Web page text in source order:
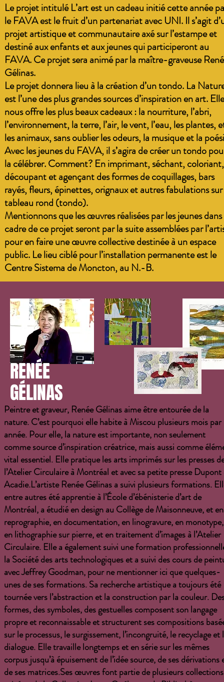
Le projet intitulé L’art est un cadeau initié cette année
le FAVA est le fruit d’un partenariat avec UNI. Il s’agit
projet artistique et communautaire axé sur l’estampe et
destiné aux enfants et aux jeunes qui participeront au
FAVA. Ce projet sera animé par la maître-graveuse
Gélinas.
Le projet donnera lieu à la création d’un tondo. La
est l’une des plus grandes sources d’inspiration en art. Elle
nous offre les plus beaux cadeaux : la nourriture, l’abri,
l’environnement, la terre, l’air, le vent, l’eau, les plantes,
les animaux, sans oublier les odeurs, la musique et la
Avec les jeunes du FAVA, il s’agira de créer un tondo
la célébrer. Comment? En imprimant, séchant, coloriant,
découpant et agençant des formes de coquillages, bars
rayés, fleurs, épinettes, orignaux et autres fabulations
tableau rond (tondo).
Mentionnons que les œuvres réalisées par les jeunes
cadre de ce projet seront par la suite assemblées par
pour en faire une œuvre collective destinée à un espace
public. Le lieu ciblé pour l’installation permanente est le
Centre Sistema de Moncton, au N.-B.
RENÉE
GÉLINAS
Peintre et graveur, Renée Gélinas aime être entourée de la
nature. C’est pourquoi elle habite à Miscou plusieurs mois par
année. Pour elle, la nature est importante, non seulement
comme source d’inspiration créatrice, mais aussi comme
vital essentiel. Elle pratique les arts imprimés sur les presses
l’Atelier Circulaire à Montréal et avec sa petite presse Dupont
Acadie.L’artiste Renée Gélinas a suivi plusieurs formations.
entre autres été apprentie à l’École d’ébénisterie d’art de
Montréal, a étudié en design au Collège de Maisonneuve, et en
reprographie, en documentation, en linogravure, en monotype,
en lithographie sur pierre, et en traitement d’images à l’Atelier
Circulaire. Elle a également suivi une formation
la Société des arts technologiques et a suivi des cours de
avec Jeffrey Goodman, pour ne mentionner ici que quelques-
unes de ses formations. Sa recherche artistique a toujours été
tournée vers l’abstraction et la construction par la couleur.
formes, des symboles, des gestuelles composent son langage
propre et reconnaissable et structurent ses compositions
sur le processus, le surgissement, l’incongruité, le recyclage et
dialogue. Elle travaille longtemps et en série sur les mêmes
corpus jusqu’à épuisement de l’idée source, de ses dérivations
de ses matrices.Ses œuvres font partie de plusieurs collections